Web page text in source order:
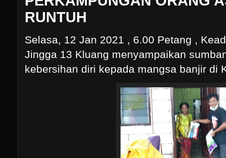
RUNTUH
Selasa, 12 Jan 2021 , 6.00 Petang ,
Jingga 13 Kluang menyampaikan
kebersihan diri kepada mangsa banjir di